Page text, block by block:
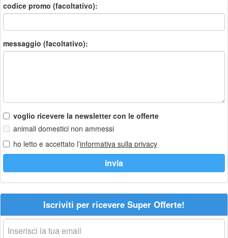
codice promo (facoltativo):
messaggio (facoltativo):
voglio ricevere la newsletter con le offerte
animali domestici non ammessi
ho letto e accettato l’informativa sulla privacy
Iscriviti per ricevere Super Offerte!
La
tua